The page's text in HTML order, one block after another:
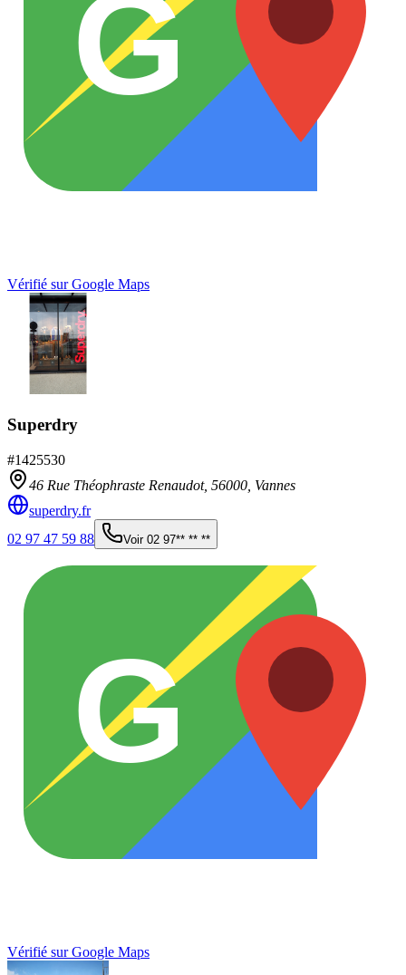
G
Vérifié sur Google Maps
Superdry
#1425530
46 Rue Théophraste Renaudot, 56000 Vannes
superdry.fr
02 97 47 59 88
Voir 02 97** ** **
G
Vérifié sur Google Maps